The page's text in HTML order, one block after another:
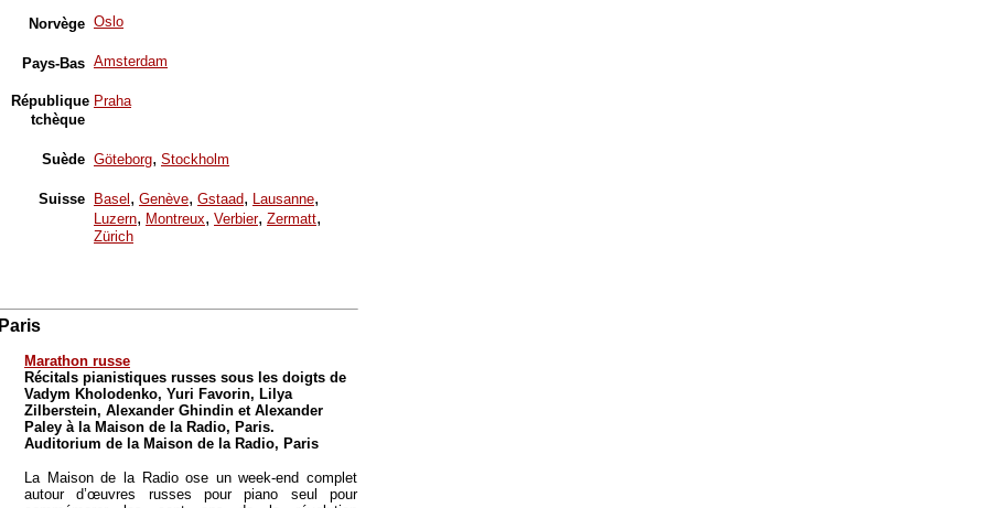
Norvège Oslo
Pays-Bas Amsterdam
République
tchèque
Praha
Suède Göteborg, Stockholm
Suisse Basel , Genève, Gstaad, Lausanne,
Luzern, Montreux, Verbier, Zermatt,
Zürich
Paris
Marathon russe
Récitals pianistiques russes sous les doigts de
Vadym Kholodenko, Yuri Favorin, Lilya
Zilberstein, Alexander Ghindin et Alexander
Paley à la Maison de la Radio, Paris.
Auditorium de la Maison de la Radio, Paris
La Maison de la Radio ose un week-end complet
autour d’œuvres russes pour piano seul pour